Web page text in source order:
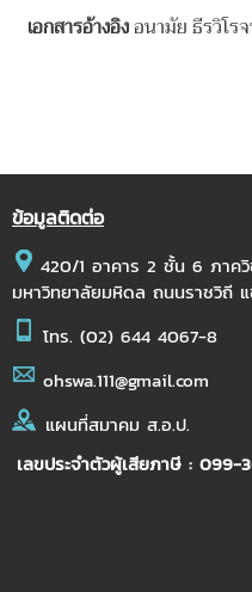
เอกสารอ้างอิงอนามัย ธีรวิโร
ข้อมูลติดต่อ
420/1 อาคาร 2 ชั้น 6 ภาค
มหาวิทยาลัยมหิดล ถนนราชวิถี
โทร. (02) 644 4067-8
ohswa.111@gmail.com
แผนที่สมาคม ส.อ.ป.
เลขประจำตัวผู้เสียภาษี : 099-